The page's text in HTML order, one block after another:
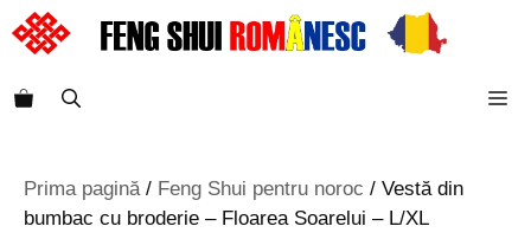
Sari
la
Prima pagină/ Feng Shui pentru noroc / Vestă din
bumbac cu broderie – Floarea Soarelui – L/XL